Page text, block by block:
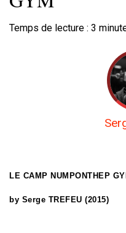
Temps de lecture : 3
LE CAMP NUMPONTHEP
by Serge TREFEU (2015)